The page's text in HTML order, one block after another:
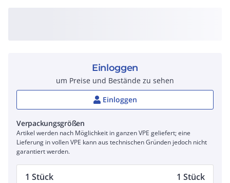
Einloggen
um Preise und Bestände zu sehen
Einloggen
Verpackungsgrößen
Artikel werden nach Möglichkeit in ganzen VPE geliefert; eine
Lieferung in vollen VPE kann aus technischen Gründen jedoch nicht
garantiert werden.
1 Stück 1 Stück